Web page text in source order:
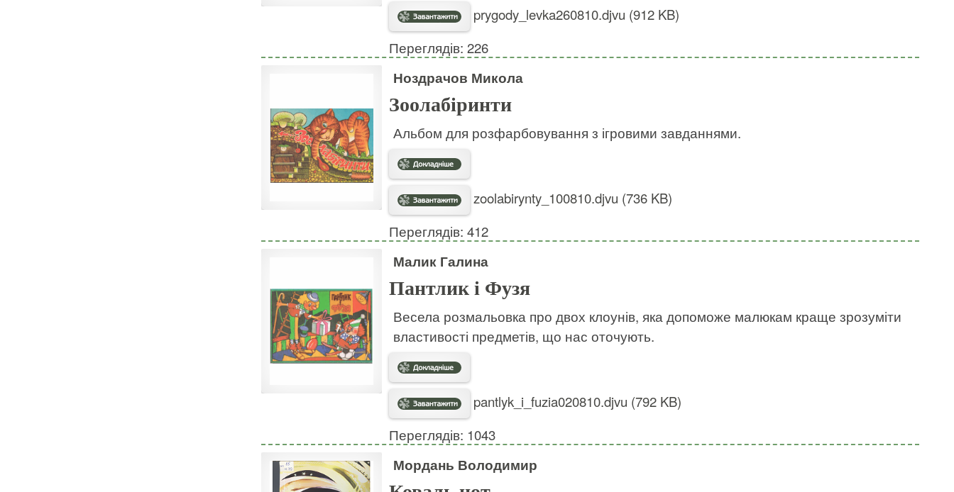
prygody_levka260810.djvu (912 KB)
Переглядів: 226
Ноздрачов Микола
Зоолабіринти
Альбом для розфарбовування з ігровими завданнями.
zoolabirynty_100810.djvu (736 KB)
Переглядів: 412
Малик Галина
Пантлик і Фузя
Весела розмальовка про двох клоунів, яка допоможе малюкам краще зрозуміти
властивості предметів, що нас оточують.
pantlyk_i_fuzia020810.djvu (792 KB)
Переглядів: 1043
Мордань Володимир